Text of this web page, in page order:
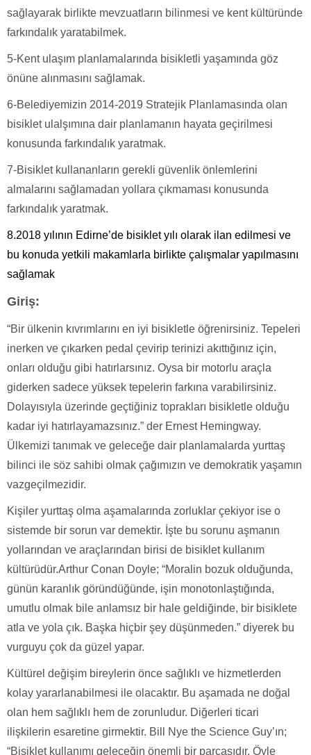
sağlayarak birlikte mevzuatların bilinmesi ve kent kültüründe
farkındalık yaratabilmek.
5-Kent ulaşım planlamalarında bisikletli yaşamında göz
önüne alınmasını sağlamak.
6-Belediyemizin 2014-2019 Stratejik Planlamasında olan
bisiklet ulalşımına dair planlamanın hayata geçirilmesi
konusunda farkındalık yaratmak.
7-Bisiklet kullananların gerekli güvenlik önlemlerini
almalarını sağlamadan yollara çıkmaması konusunda
farkındalık yaratmak.
8.2018 yılının Edirne’de bisiklet yılı olarak ilan edilmesi ve
bu konuda yetkili makamlarla birlikte çalışmalar yapılmasını
sağlamak
Giriş:
“Bir ülkenin kıvrımlarını en iyi bisikletle öğrenirsiniz. Tepeleri
inerken ve çıkarken pedal çevirip terinizi akıttığınız için,
onları olduğu gibi hatırlarsınız. Oysa bir motorlu araçla
giderken sadece yüksek tepelerin farkına varabilirsiniz.
Dolayısıyla üzerinde geçtiğiniz toprakları bisikletle olduğu
kadar iyi hatırlayamazsınız.” der Ernest Hemingway.
Ülkemizi tanımak ve geleceğe dair planlamalarda yurttaş
bilinci ile söz sahibi olmak çağımızın ve demokratik yaşamın
vazgeçilmezidir.
Kişiler yurttaş olma aşamalarında zorluklar çekiyor ise o
sistemde bir sorun var demektir. İşte bu sorunu aşmanın
yollarından ve araçlarından birisi de bisiklet kullanım
kültürüdür.Arthur Conan Doyle; “Moralin bozuk olduğunda,
günün karanlık göründüğünde, işin monotonlaştığında,
umutlu olmak bile anlamsız bir hale geldiğinde, bir bisiklete
atla ve yola çık. Başka hiçbir şey düşünmeden.” diyerek bu
vurguyu çok da güzel yapar.
Kültürel değişim bireylerin önce sağlıklı ve hizmetlerden
kolay yararlanabilmesi ile olacaktır. Bu aşamada ne doğal
olan hem sağlıklı hem de zorunludur. Diğerleri ticari
ilişkilerin esaretine girmektir. Bill Nye the Science Guy’ın;
“Bisiklet kullanımı geleceğin önemli bir parçasıdır. Öyle